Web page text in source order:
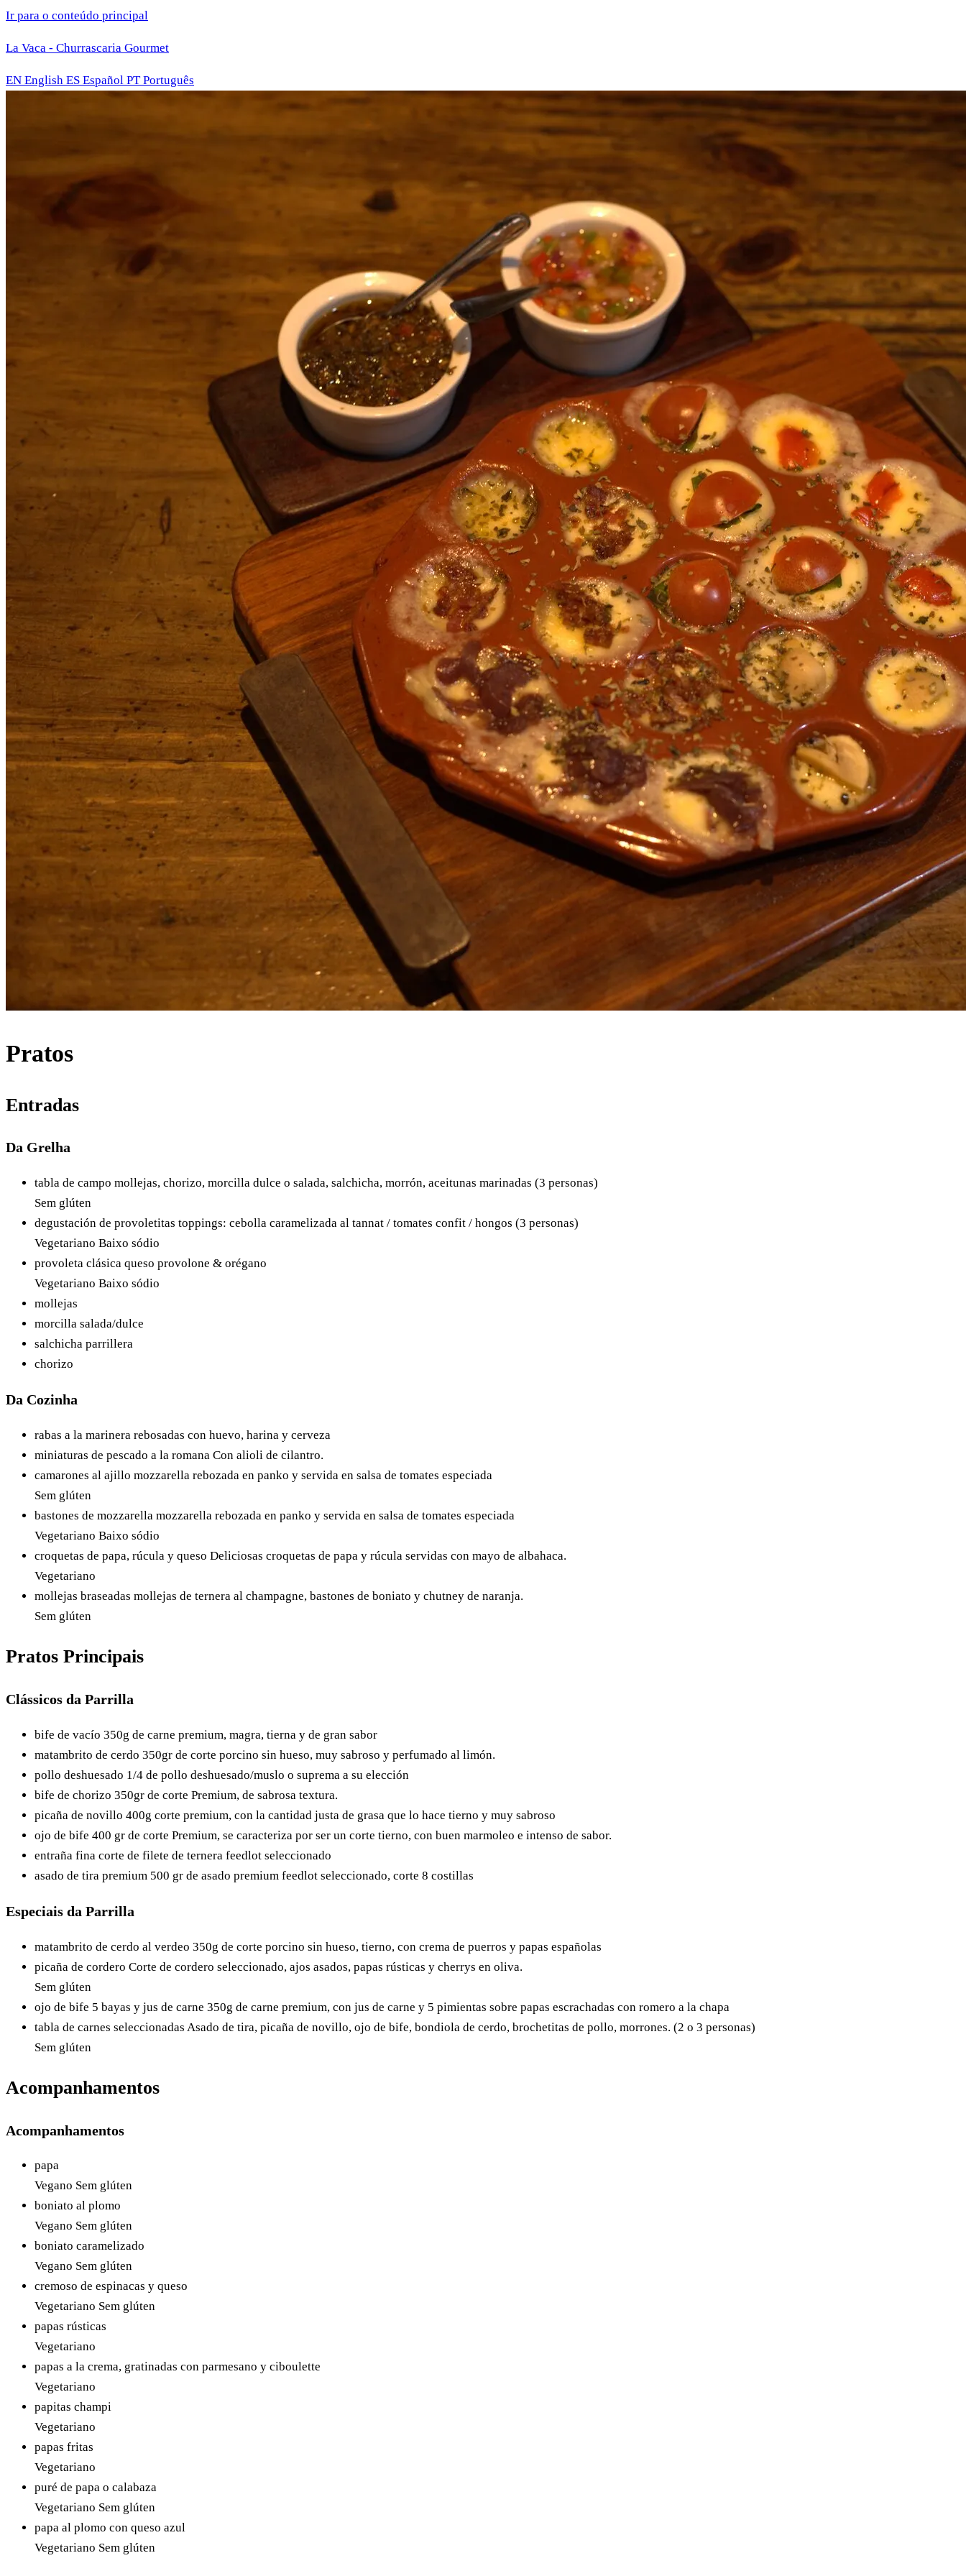
Ir para o conteúdo principal
La Vaca - Churrascaria Gourmet
EN English ES Español PTPortuguês
Pratos
Entradas
Da Grelha
tabla de campo mollejas, chorizo, morcilla dulce o salada, salchicha, morrón, aceitunas marinadas (3 personas)
Sem glúten
degustación de provoletitas toppings: cebolla caramelizada al tannat / tomates confit / hongos (3 personas)
Vegetariano Baixo sódio
provoleta clásica queso provolone & orégano
Vegetariano Baixo sódio
mollejas
morcilla salada/dulce
salchicha parrillera
chorizo
Da Cozinha
rabas a la marinera rebosadas con huevo, harina y cerveza
miniaturas de pescado a la romana Con alioli de cilantro.
camarones al ajillo mozzarella rebozada en panko y servida en salsa de tomates especiada
Sem glúten
bastones de mozzarella mozzarella rebozada en panko y servida en salsa de tomates especiada
Vegetariano Baixo sódio
croquetas de papa, rúcula y queso Deliciosas croquetas de papa y rúcula servidas con mayo de albahaca.
Vegetariano
mollejas braseadas mollejas de ternera al champagne, bastones de boniato y chutney de naranja.
Sem glúten
Pratos Principais
Clássicos da Parrilla
bife de vacío 350g de carne premium, magra, tierna y de gran sabor
matambrito de cerdo 350gr de corte porcino sin hueso, muy sabroso y perfumado al limón.
pollo deshuesado 1/4 de pollo deshuesado/muslo o suprema a su elección
bife de chorizo 350gr de corte Premium, de sabrosa textura.
picaña de novillo 400g corte premium, con la cantidad justa de grasa que lo hace tierno y muy sabroso
ojo de bife 400 gr de corte Premium, se caracteriza por ser un corte tierno, con buen marmoleo e intenso de sabor.
entraña fina corte de filete de ternera feedlot seleccionado
asado de tira premium 500 gr de asado premium feedlot seleccionado, corte 8 costillas
Especiais da Parrilla
matambrito de cerdo al verdeo 350g de corte porcino sin hueso, tierno, con crema de puerros y papas españolas
picaña de cordero Corte de cordero seleccionado, ajos asados, papas rústicas y cherrys en oliva.
Sem glúten
ojo de bife 5 bayas y jus de carne 350g de carne premium, con jus de carne y 5 pimientas sobre papas escrachadas con romero a la chapa
tabla de carnes seleccionadas Asado de tira, picaña de novillo, ojo de bife, bondiola de cerdo, brochetitas de pollo, morrones. (2 o 3 personas)
Sem glúten
Acompanhamentos
Acompanhamentos
papa
Vegano Sem glúten
boniato al plomo
Vegano Sem glúten
boniato caramelizado
Vegano Sem glúten
cremoso de espinacas y queso
Vegetariano Sem glúten
papas rústicas
Vegetariano
papas a la crema, gratinadas con parmesano y ciboulette
Vegetariano
papitas champi
Vegetariano
papas fritas
Vegetariano
puré de papa o calabaza
Vegetariano Sem glúten
papa al plomo con queso azul
Vegetariano Sem glúten